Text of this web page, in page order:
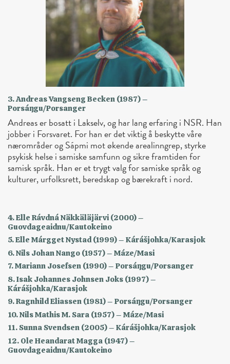
3. Andreas Vangseng Becken (1987) –
Porsáŋgu/Porsanger
Andreas er bosatt i Lakselv, og har lang erfaring i NSR. Han
jobber i Forsvaret. For han er det viktig å beskytte våre
nærområder og Sápmi mot økende arealinngrep, styrke
psykisk helse i samiske samfunn og sikre framtiden for
samisk språk. Han er et trygt valg for samiske språk og
kulturer, urfolksrett, beredskap og bærekraft i nord.
4. Elle Rávdná Näkkäläjärvi (2000) –
Guovdageaidnu/Kautokeino
5. Elle Márgget Nystad (1999) – Kárášjohka/Karasjok
6. Nils Johan Nango (1957) – Máze/Masi
7. Mariann Josefsen (1990) – Porsáŋgu/Porsanger
8. Isak Johannes Johnsen Joks (1997) –
Kárášjohka/Karasjok
9. Ragnhild Eliassen (1981) – Porsáŋgu/Porsanger
10. Nils Mathis M. Sara (1957) – Máze/Masi
11. Sunna Svendsen (2005) – Kárášjohka/Karasjok
12. Ole Heandarat Magga (1947) –
Guovdageaidnu/Kautokeino